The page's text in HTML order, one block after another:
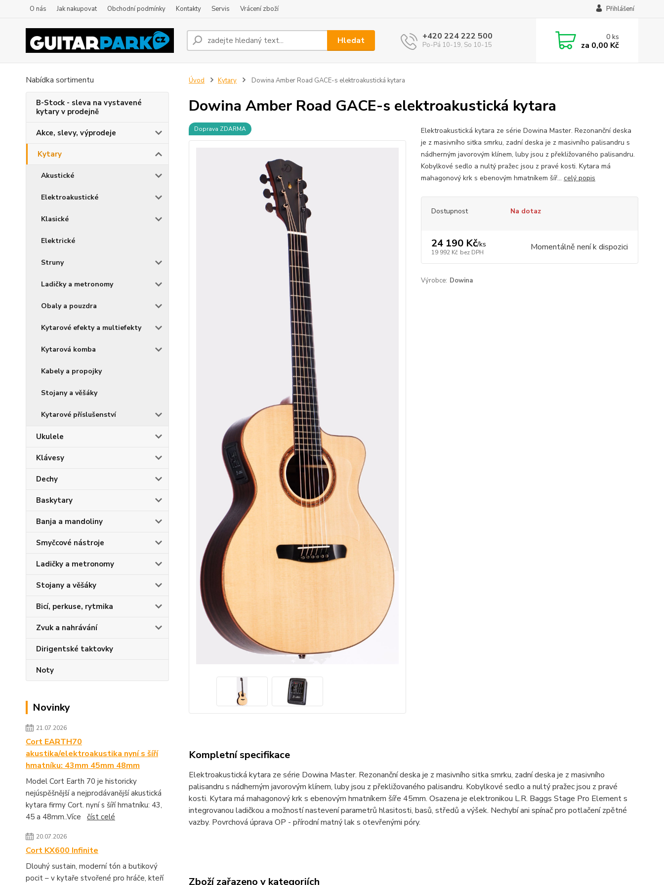
O nás Jak nakupovat Obchodní podmínky Kontakty Servis Vrácení zboží Přihlášení
Hledat +420 224 222 500
Po-Pá 10-19, So 10-15
0ks
za 0,00 Kč
Nabídka sortimentu
B-Stock - sleva na vystavené
kytary v prodejně
Akce, slevy, výprodeje
Kytary
Akustické
Elektroakustické
Klasické
Elektrické
Struny
Ladičky a metronomy
Obaly a pouzdra
Kytarové efekty a multiefekty
Kytarová komba
Kabely a propojky
Stojany a věšáky
Kytarové příslušenství
Ukulele
Klávesy
Dechy
Baskytary
Banja a mandoliny
Smyčcové nástroje
Ladičky a metronomy
Stojany a věšáky
Bicí, perkuse, rytmika
Zvuk a nahrávání
Dirigentské taktovky
Noty
Novinky
21.07.2026
Cort EARTH70
akustika/elektroakustika nyní s šíří
hmatníku: 43mm 45mm 48mm
Model Cort Earth 70 je historicky
nejúspěšnější a nejprodávanější akustická
kytara firmy Cort. nyní s šíří hmatníku: 43,
45 a 48mm..Více číst celé
20.07.2026
Cort KX600 Infinite
Dlouhý sustain, moderní tón a butikový
pocit – v kytaře stvořené pro hráče, kteří
Úvod Kytary Dowina Amber Road GACE-s elektroakustická kytara
Dowina Amber Road GACE-s elektroakustická kytara
Doprava ZDARMA
Elektroakustická kytara ze série Dowina Master. Rezonanční deska
je z masivního sitka smrku, zadní deska je z masivního palisandru s
nádherným javorovým klínem, luby jsou z překližovaného palisandru.
Kobylkové sedlo a nultý pražec jsou z pravé kosti. Kytara má
mahagonový krk s ebenovým hmatníkem šíř... celý popis
Dostupnost Na dotaz
24 190 Kč/ks
19 992 Kč bez DPH Momentálně není k dispozici
Výrobce: Dowina
Kompletní specifikace
Elektroakustická kytara ze série Dowina Master. Rezonanční deska je z masivního sitka smrku, zadní deska je z masivního
palisandru s nádherným javorovým klínem, luby jsou z překližovaného palisandru. Kobylkové sedlo a nultý pražec jsou z pravé
kosti. Kytara má mahagonový krk s ebenovým hmatníkem šíře 45mm. Osazena je elektronikou L.R. Baggs Stage Pro Element s
integrovanou ladičkou a možností nastevení parametrů hlasitosti, basů, středů a výšek. Nechybí ani spínač pro potlačení zpětné
vazby. Povrchová úprava OP - přírodní matný lak s otevřenými póry.
Zboží zařazeno v kategoriích